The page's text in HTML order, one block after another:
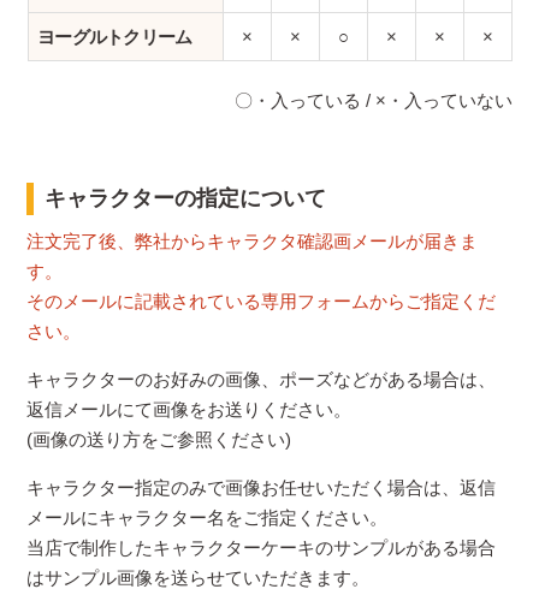
ヨーグルトクリーム × × ○ × × ×
〇・入っている / ×・入っていない
キャラクターの指定について
注文完了後、弊社からキャラクタ確認画メールが届きま
す。
そのメールに記載されている専用フォームからご指定くだ
さい。
キャラクターのお好みの画像、ポーズなどがある場合は、
返信メールにて画像をお送りください。
(画像の送り方をご参照ください)
キャラクター指定のみで画像お任せいただく場合は、返信
メールにキャラクター名をご指定ください。
当店で制作したキャラクターケーキのサンプルがある場合
はサンプル画像を送らせていただきます。